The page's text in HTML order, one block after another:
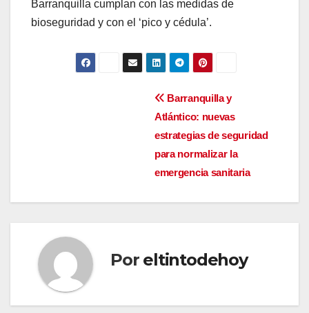
Barranquilla cumplan con las medidas de
bioseguridad y con el ‘pico y cédula’.
Barranquilla y
Atlántico: nuevas
estrategias de seguridad
para normalizar la
emergencia sanitaria
Por eltintodehoy